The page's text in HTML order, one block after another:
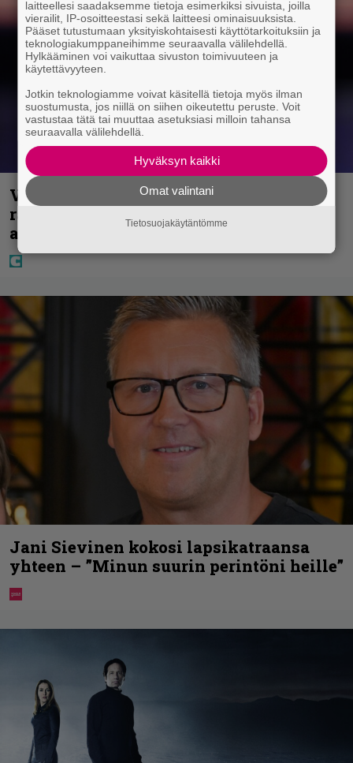
Vappu Pimiä sai huonoa palvelua
ravintolassa – pettyi siellä kahteen
asiaan
Jani Sievinen kokosi lapsikatraansa
yhteen – ”Minun suurin perintöni heille”
laitteellesi saadaksemme tietoja esimerkiksi sivuista, joilla
vierailit, IP-osoitteestasi sekä laitteesi ominaisuuksista.
Pääset tutustumaan yksityiskohtaisesti käyttötarkoituksiin ja
teknologiakumppaneihimme seuraavalla välilehdellä.
Hylkääminen voi vaikuttaa sivuston toimivuuteen ja
käytettävyyteen.
Jotkin teknologiamme voivat käsitellä tietoja myös ilman
suostumusta, jos niillä on siihen oikeutettu peruste. Voit
vastustaa tätä tai muuttaa asetuksiasi milloin tahansa
seuraavalla välilehdellä.
Hyväksyn kaikki
Omat valintani
Tietosuojakäytäntömme